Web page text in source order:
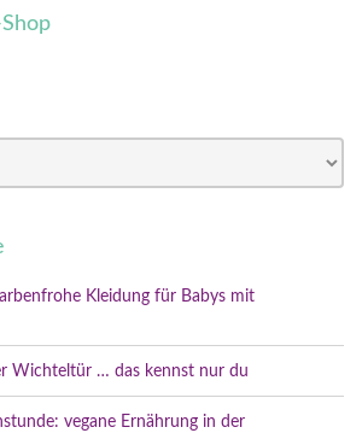
Kleidung für Babys mit
Wichteltür … das kennst nur du
vegane Ernährung in der